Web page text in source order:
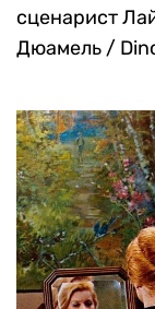
сценарист
Дюамель /